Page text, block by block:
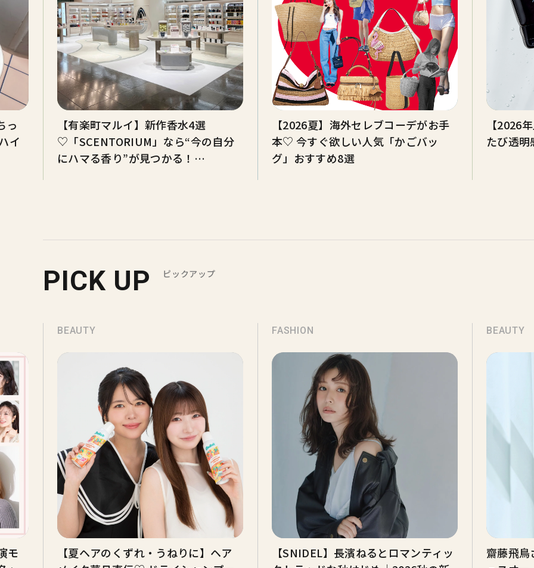
っ
イ
【有楽町マルイ】新作香水4選
♡「SCENTORIUM」なら“今の自分
にハマる香り”が見つかる！
【2026夏】海外セレブコーデがお手
本♡ 今すぐ欲しい人気「かごバッ
グ」おすすめ8選
【2026
たび透
PICK UP ピックアップ
モ
BEAUTY
【夏ヘアのくずれ・うねりに】ヘア
FASHION
【SNIDEL】長濱ねるとロマンティッ
BEAUTY
齋藤飛